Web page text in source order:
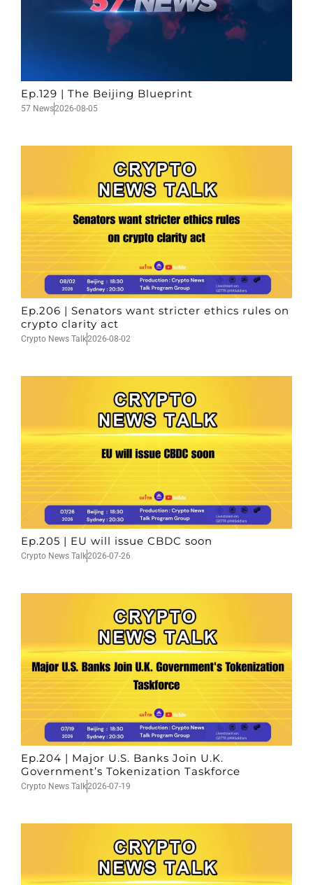
Ep.129 | The Beijing Blueprint
57 News2026-08-05
Ep.206 | Senators want stricter ethics rules on
crypto clarity act
Crypto News Talk2026-08-02
Ep.205 | EU will issue CBDC soon
Crypto News Talk2026-07-26
Ep.204 | Major U.S. Banks Join U.K.
Government’s Tokenization Taskforce
Crypto News Talk2026-07-19